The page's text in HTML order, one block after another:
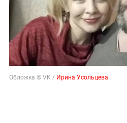
Обложка © VK /Ирина Усольцева